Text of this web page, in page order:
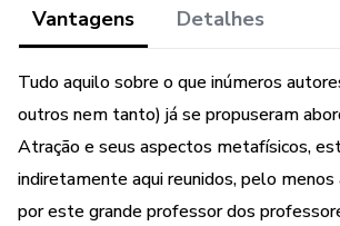
Vantagens Detalhes
Tudo aquilo sobre o que inúmeros
outros nem tanto) já se propuseram
Atração e seus aspectos metafísicos,
indiretamente aqui reunidos, pelo
por este grande professor dos